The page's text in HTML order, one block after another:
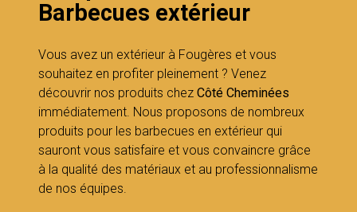
Barbecues extérieur
Vous avez un extérieur à Fougères et vous
souhaitez en profiter pleinement ? Venez
découvrir nos produits chez Côté Cheminées
immédiatement. Nous proposons de nombreux
produits pour les barbecues en extérieur qui
sauront vous satisfaire et vous convaincre grâce
à la qualité des matériaux et au professionnalisme
de nos équipes.